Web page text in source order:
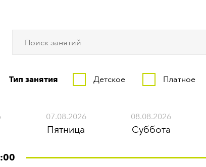
Тип занятия Детское Платное
07.08.2026
Пятница
08.08.2026
Суббота